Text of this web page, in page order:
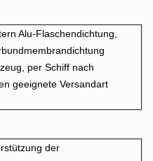
Alu-Flaschendichtung,
per Schiff nach
geeignete Versandart
der